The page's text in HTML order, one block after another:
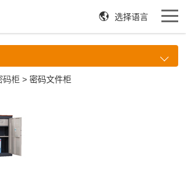
选择语言
码柜 > 密码文件柜